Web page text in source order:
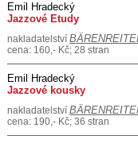
Emil Hradecký
Jazzové Etudy
nakladatelství
cena: 160,- Kč; 28 stran
Emil Hradecký
Jazzové kousky
nakladatelství
cena: 190,- Kč; 36 stran